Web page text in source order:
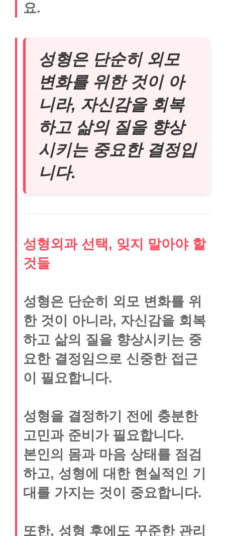
요.
성형은 단순히 외모
변화를 위한 것이 아
니라, 자신감을 회복
하고 삶의 질을 향상
시키는 중요한 결정입
니다.
성형외과 선택, 잊지 말아야 할
것들
성형은 단순히 외모 변화를 위
한 것이 아니라, 자신감을 회복
하고 삶의 질을 향상시키는 중
요한 결정임으로 신중한 접근
이 필요합니다.
성형을 결정하기 전에 충분한
고민과 준비가 필요합니다.
본인의 몸과 마음 상태를 점검
하고, 성형에 대한 현실적인 기
대를 가지는 것이 중요합니다.
또한, 성형 후에도 꾸준한 관리